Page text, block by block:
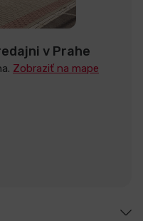
v Prahe
Zobraziť na mape